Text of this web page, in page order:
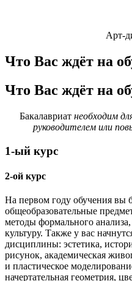
Арт-
Что Вас ждёт на
Что Вас ждёт на
Бакалавриат необходим
руководителем или
1-ый курс
2-ой курс
На первом году обучения вы
общеобразовательные
методы формального
культуру. Также у вас
дисциплины: эстетика,
рисунок, академическая
и пластическое
начертательная геометрия,